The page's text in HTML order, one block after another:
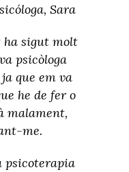
Sara
ha sigut molt
psicòloga
que em va
he de fer o
malament,
me.
psicoterapia